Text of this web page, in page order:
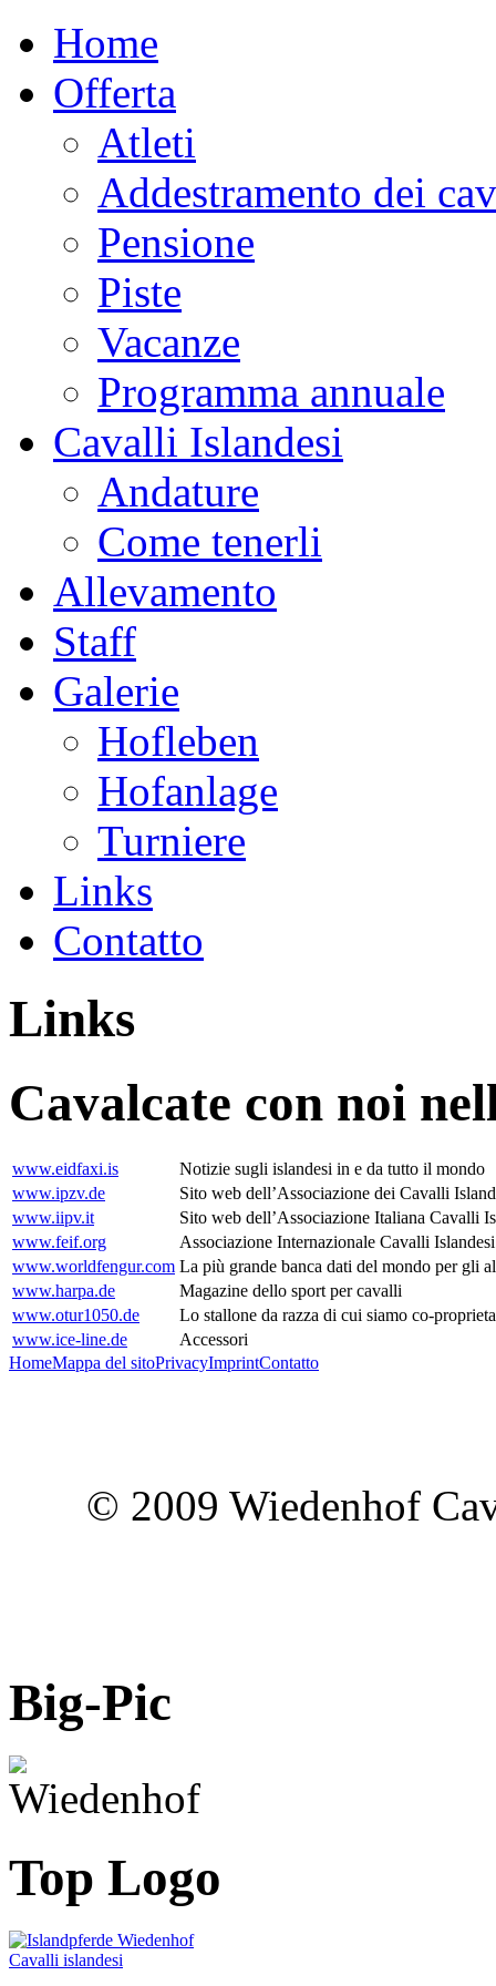
Home
Offerta
Atleti
Addestramento dei
Pensione
Piste
Vacanze
Programma annuale
Cavalli Islandesi
Andature
Come tenerli
Allevamento
Staff
Galerie
Hofleben
Hofanlage
Turniere
Links
Contatto
Links
Cavalcate con noi
www.eidfaxi.is
Notizie sugli islandesi in e da tutto il mondo
www.ipzv.de
Sito web dell’Associazione dei Cavalli
www.iipv.it
Sito web dell’Associazione Italiana Cavalli
www.feif.org
Associazione Internazionale Cavalli Islandesi
www.worldfengur.com La più grande banca dati del mondo per gli
www.harpa.de
Magazine dello sport per cavalli
www.otur1050.de
Lo stallone da razza di cui siamo co-
www.ice-line.de
Accessori
HomeMappa del sitoPrivacyImprintContatto
© 2009 Wiedenhof
Big-Pic
Top Logo